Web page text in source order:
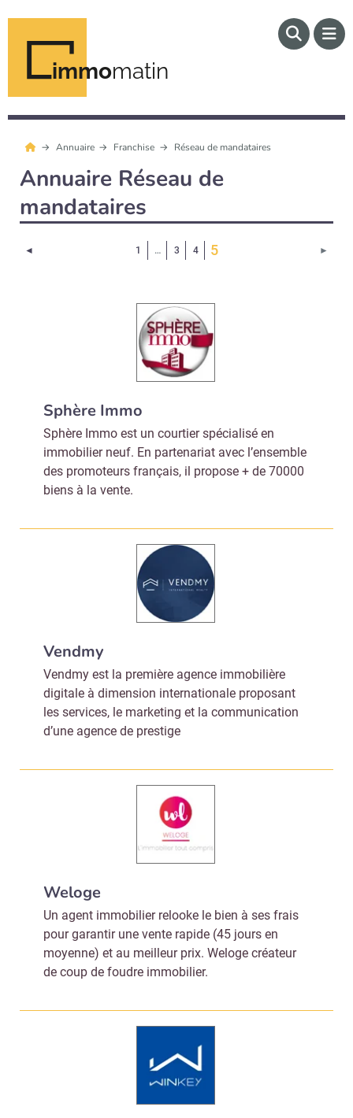
immomatin
Annuaire Franchise Réseau de mandataires
Annuaire Réseau de
mandataires
◄ 1 … 3 4 5(Page courante) ►
Sphère Immo
Sphère Immo est un courtier spécialisé en
immobilier neuf. En partenariat avec l’ensemble
des promoteurs français, il propose + de 70000
biens à la vente.
Vendmy
Vendmy est la première agence immobilière
digitale à dimension internationale proposant
les services, le marketing et la communication
d’une agence de prestige
Weloge
Un agent immobilier relooke le bien à ses frais
pour garantir une vente rapide (45 jours en
moyenne) et au meilleur prix. Weloge créateur
de coup de foudre immobilier.